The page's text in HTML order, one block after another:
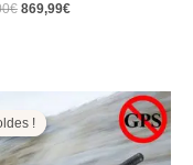
€ 869,99€
!!
Le
initial
était :
169,00€.
prix
actuel
est :